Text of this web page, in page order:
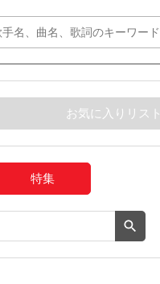
お気に入りリスト
特集